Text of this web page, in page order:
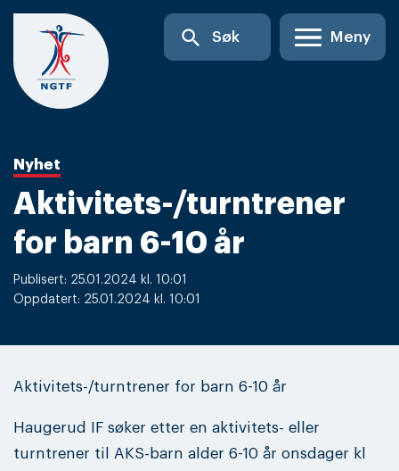
Skip
content
search Søk Meny
Nyhet
Aktivitets-/turntrener
for barn 6-10 år
Publisert: 25.01.2024 kl. 10:01
Oppdatert: 25.01.2024 kl. 10:01
Aktivitets-/turntrener for barn 6-10 år
Haugerud IF søker etter en aktivitets- eller
turntrener til AKS-barn alder 6-10 år onsdager kl